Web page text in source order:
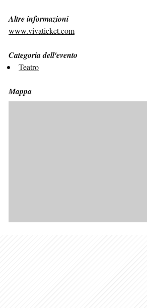
Altre informazioni
www.vivaticket.com
Categoria dell'evento
Teatro
Mappa